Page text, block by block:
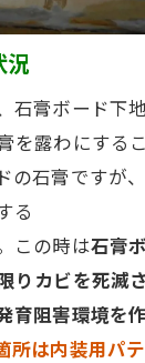
況
石膏ボード下
を露わにする
の石膏ですが
る
この時は石膏
りカビを死滅
育阻害環境を
所は内装用パ